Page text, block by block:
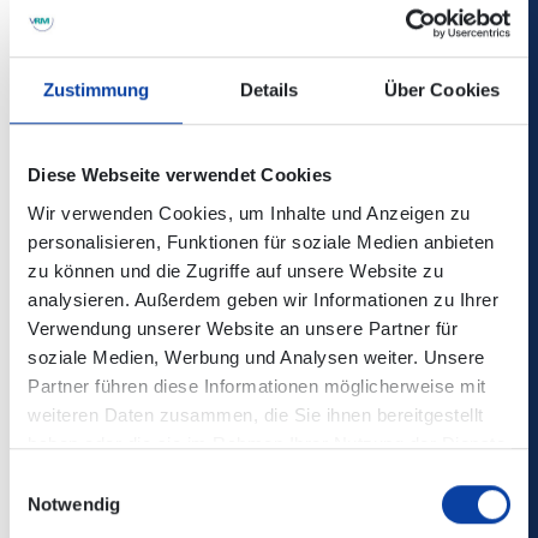
Zustimmung Details Über Cookies
Diese Webseite verwendet Cookies
Wir verwenden Cookies, um Inhalte und Anzeigen zu
personalisieren, Funktionen für soziale Medien anbieten
zu können und die Zugriffe auf unsere Website zu
analysieren. Außerdem geben wir Informationen zu Ihrer
Verwendung unserer Website an unsere Partner für
soziale Medien, Werbung und Analysen weiter. Unsere
Partner führen diese Informationen möglicherweise mit
weiteren Daten zusammen, die Sie ihnen bereitgestellt
haben oder die sie im Rahmen Ihrer Nutzung der Dienste
Notwendig
wissenswerte Informationen zu den Weinregionen, den
Festivalweinen und den teilnehmenden Winzer*innen.
Weinfestival Koblenz 2026:
Das Weinfestival Koblenz lädt jeden und jede ein, auf
vielfältigen Veranstaltungen die Weinkultur der Weinstadt
Koblenz und der Weinregionen Mosel, Mittelrhein und Ahr
kennenzulernen.
Der Getränkeausschank erfolgt über das Koblenz-
Weinglas, welches für den Pfandbetrag von 5,00 € auf
allen Veranstaltungen des Koblenzer Weinfestivals
erhältlich ist.
Veranstaltungen des Weinfestivals Koblenz eintauschen.